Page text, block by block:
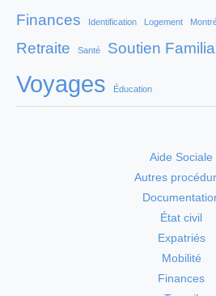
Finances Identification Logement
Retraite Santé Soutien
Voyages Éducation
Aide Sociale
Autres
État civil
Expatriés
Mobilité
Finances